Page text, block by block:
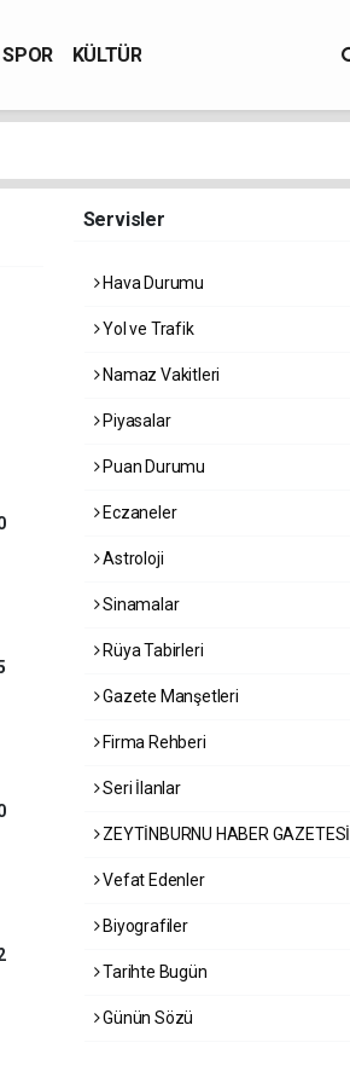
SPOR KÜLTÜR
Servisler
Hava Durumu
Yol ve Trafik
Namaz Vakitleri
Piyasalar
Puan Durumu
Eczaneler
Astroloji
Sinamalar
Rüya Tabirleri
Gazete Manşetleri
Firma Rehberi
Seri İlanlar
ZEYTİNBURNU HABER GAZETESİ
Vefat Edenler
Biyografiler
Tarihte Bugün
Günün Sözü